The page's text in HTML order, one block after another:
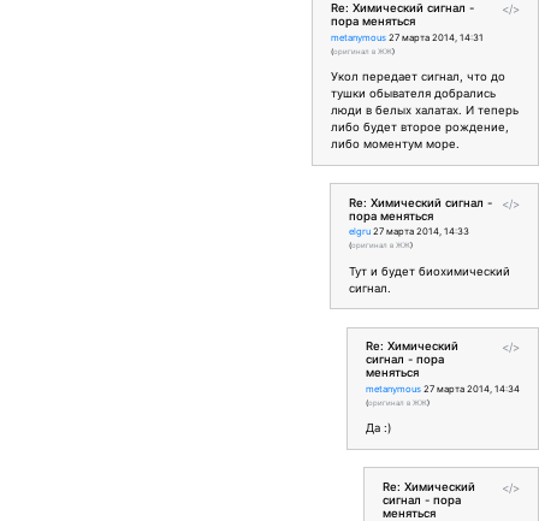
</>
Re: Химический сигнал -
пора меняться
metanymous 27 марта 2014, 14:31
(оригинал в ЖЖ)
Укол передает сигнал, что до
тушки обывателя добрались
люди в белых халатах. И теперь
либо будет второе рождение,
либо моментум море.
</>
Re: Химический сигнал -
пора меняться
elgru 27 марта 2014, 14:33
(оригинал в ЖЖ)
Тут и будет биохимический
сигнал.
</>
Re: Химический
сигнал - пора
меняться
metanymous 27 марта 2014, 14:34
(оригинал в ЖЖ)
Да :)
</>
Re: Химический
сигнал - пора
меняться